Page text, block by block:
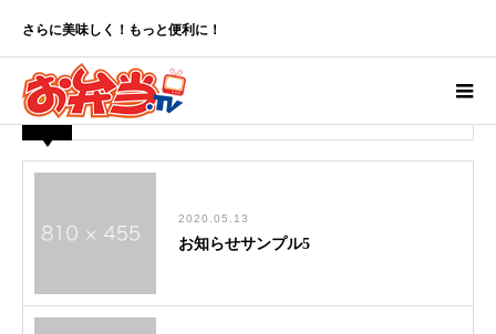
さらに美味しく！もっと便利に！
ーム
お知らせ
お知らせ
2020.05.13
お知らせサンプル5